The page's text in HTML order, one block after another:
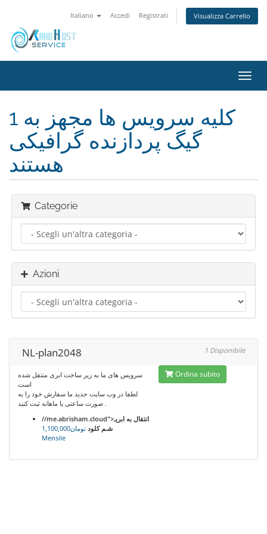
Italiano Accedi Registrati Visualizza Carrello
Attiva
کلیه سرویس ها مجهز به 1
گیگ پردازنده گرافیکی
هستند
Categorie
Azioni
NL-plan2048 1 Disponibile
سرویس های ما به زیر ساخت ابری منتقل شده
است
لطفا در وب سایت جدید ما سفارش خود را به
صورت ساعتی یا ماهانه ثبت کنید .
//me.abrisham.cloud">انتقال به ابریـ
شـم کلود تومان1,100,000
Mensile
Ordina subito